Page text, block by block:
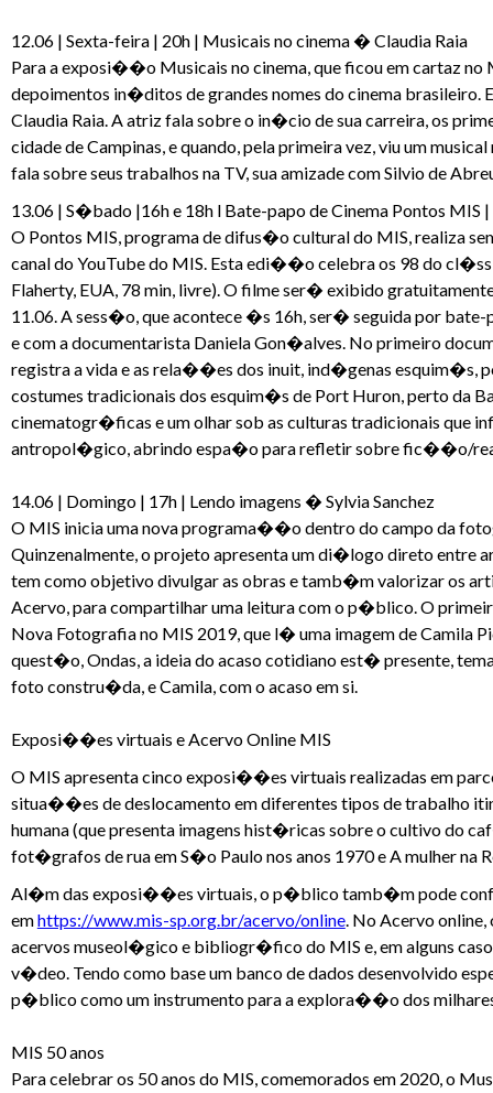
12.06 | Sexta-feira | 20h | Musicais no cinema � Claudia Raia
Para a exposi��o Musicais no cinema, que ficou em cartaz
depoimentos in�ditos de grandes nomes do cinema
Claudia Raia. A atriz fala sobre o in�cio de sua carreira, os
cidade de Campinas, e quando, pela primeira vez, viu um
fala sobre seus trabalhos na TV, sua amizade com Silvio de
13.06 | S�bado |16h e 18h l Bate-papo de Cinema Pontos MIS
O Pontos MIS, programa de difus�o cultural do MIS, realiza
canal do YouTube do MIS. Esta edi��o celebra os 98 do
Flaherty, EUA, 78 min, livre). O filme ser� exibido
11.06. A sess�o, que acontece �s 16h, ser� seguida por
e com a documentarista Daniela Gon�alves. No primeiro
registra a vida e as rela��es dos inuit, ind�genas
costumes tradicionais dos esquim�s de Port Huron, perto
cinematogr�ficas e um olhar sob as culturas tradicionais que
antropol�gico, abrindo espa�o para refletir sobre fic��o/
14.06 | Domingo | 17h | Lendo imagens � Sylvia Sanchez
O MIS inicia uma nova programa��o dentro do campo da
Quinzenalmente, o projeto apresenta um di�logo direto entre
tem como objetivo divulgar as obras e tamb�m valorizar os
Acervo, para compartilhar uma leitura com o p�blico. O
Nova Fotografia no MIS 2019, que l� uma imagem de
quest�o, Ondas, a ideia do acaso cotidiano est� presente,
foto constru�da, e Camila, com o acaso em si.
Exposi��es virtuais e Acervo Online MIS
O MIS apresenta cinco exposi��es virtuais realizadas em
situa��es de deslocamento em diferentes tipos de trabalho
humana (que presenta imagens hist�ricas sobre o cultivo do
fot�grafos de rua em S�o Paulo nos anos 1970 e A mulher na
Al�m das exposi��es virtuais, o p�blico tamb�m pode
emhttps://www.mis-sp.org.br/acervo/online. No Acervo
acervos museol�gico e bibliogr�fico do MIS e, em alguns
v�deo. Tendo como base um banco de dados desenvolvido
p�blico como um instrumento para a explora��o dos
MIS 50 anos
Para celebrar os 50 anos do MIS, comemorados em 2020, o